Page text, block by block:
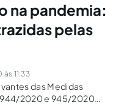
na pandemia:
pelas
11:33
das Medidas
2020 e 945/2020